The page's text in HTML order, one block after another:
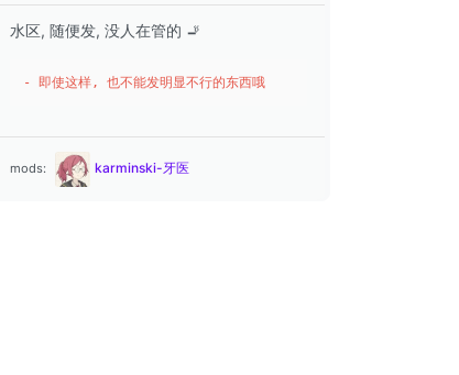
水区, 随便发, 没人在管的 🚬
- 即使这样, 也不能发明显不行的东西哦
mods: karminski-牙医